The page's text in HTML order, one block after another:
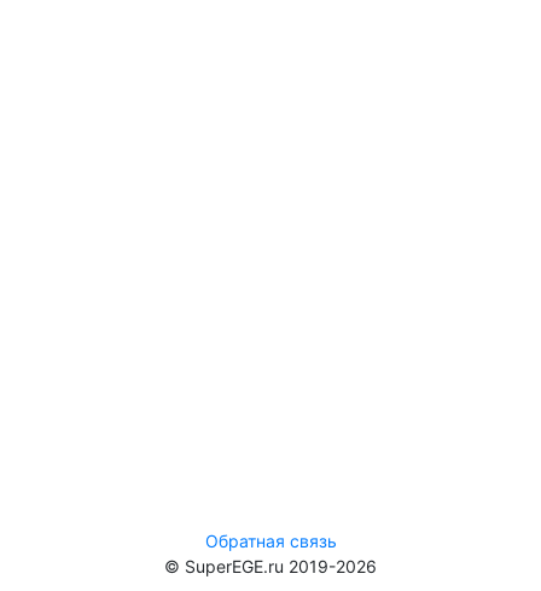
Обратная связь
© SuperEGE.ru 2019-2026